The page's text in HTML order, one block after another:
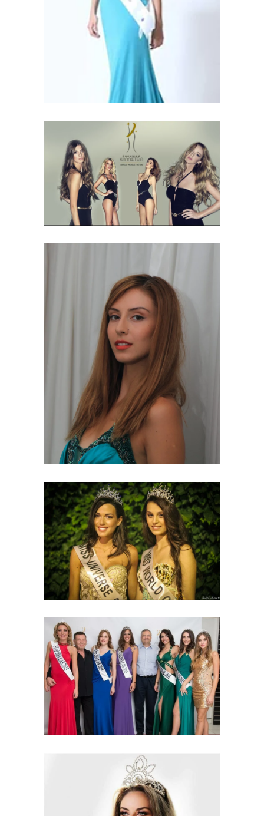
Σταρ Ελλάς Μις
Ελλάς Μις Γιανγκ
2012
2011 - 2021
Σταρ Ελλάς Μις
Ελλάς 2013
2011 - 2021
Σταρ Ελλάς Μις
Ελλάς 2014
2011 - 2021
Σταρ Ελλάς Μις
Ελλάς Μις Γιανγκ
2015
2011 - 2021